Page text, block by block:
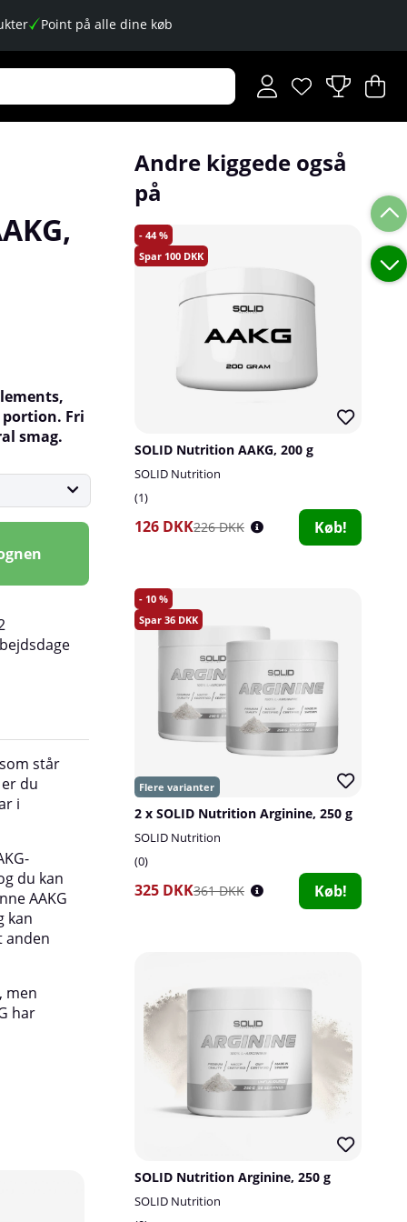
Point på alle dine køb
Ønskeliste
Antal på
.
.
portion. Fri
smag.
Andre kiggede også
på
44
100
SOLID Nutrition AAKG, 200 g
SOLID Nutrition
1
126 DKK226 DKK Køb!
10
36
2 x SOLID Nutrition Arginine, 250 g
SOLID Nutrition
0
325 DKK361 DKK Køb!
SOLID Nutrition Arginine, 250 g
SOLID Nutrition
står
du
i
du kan
AAKG
kan
anden
men
har
ingen indflydelse på søvnen. Det er bedst at
en portion ca. 30 minutter før træningen
Anbefalet dosis:
1 skefuld (8 g) blandes med 2 dl valgfri væske
300 g - ca. 37 portioner
10